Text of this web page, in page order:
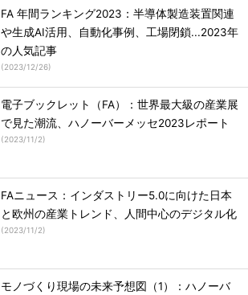
FA 年間ランキング2023：半導体製造装置関連
や生成AI活用、自動化事例、工場閉鎖...2023年
の人気記事
(2023/12/26)
電子ブックレット（FA）：世界最大級の産業展
で見た潮流、ハノーバーメッセ2023レポート
(2023/11/2)
FAニュース：インダストリー5.0に向けた日本
と欧州の産業トレンド、人間中心のデジタル化
(2023/11/2)
モノづくり現場の未来予想図（1）：ハノーバ